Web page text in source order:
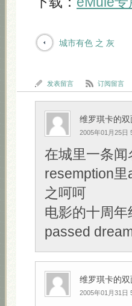
城市有色 之 灰
发表留言 订阅留言
维罗琪卡的
2005年01月25日
在城里一条闻
resemption
之呵呵
电影的十周
passed
维罗琪卡的
2005年01月31日